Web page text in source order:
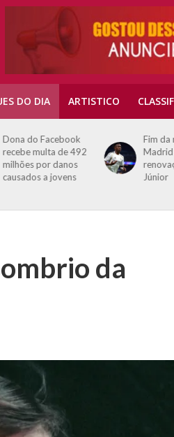
DO DIA ARTISTICO
Dona do Facebook
recebe multa de 492
milhões por danos
causados a jovens
Fim da
Madrid
Júnior
da